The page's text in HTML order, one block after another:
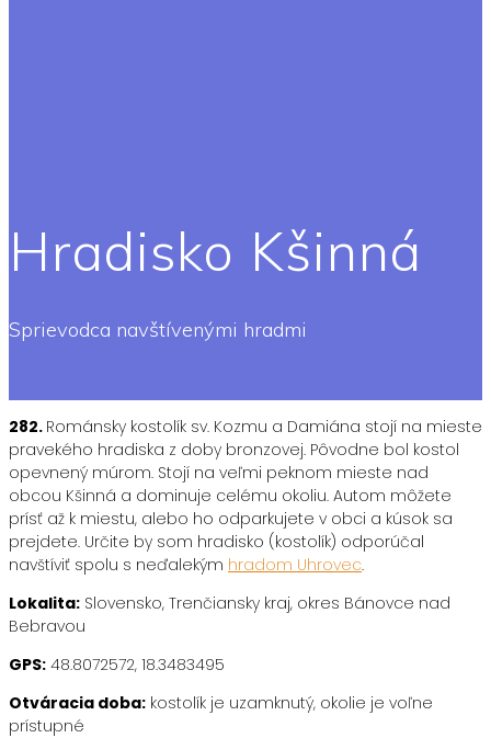
Hradisko Kšinná
Sprievodca navštívenými hradmi
282. Románsky kostolík sv. Kozmu a Damiána stojí na mieste
pravekého hradiska z doby bronzovej. Pôvodne bol kostol
opevnený múrom. Stojí na veľmi peknom mieste nad
obcou Kšinná a dominuje celému okoliu. Autom môžete
prísť až k miestu, alebo ho odparkujete v obci a kúsok sa
prejdete. Určite by som hradisko (kostolík) odporúčal
navštíviť spolu s neďalekým hradom Uhrovec.
Lokalita: Slovensko, Trenčiansky kraj, okres Bánovce nad
Bebravou
GPS: 48.8072572, 18.3483495
Otváracia doba: kostolík je uzamknutý, okolie je voľne
prístupné